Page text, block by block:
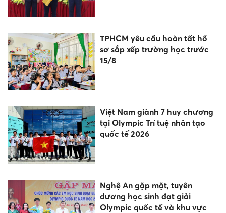
TPHCM yêu cầu hoàn tất hồ
sơ sắp xếp trường học trước
15/8
Việt Nam giành 7 huy chương
tại Olympic Trí tuệ nhân tạo
quốc tế 2026
Nghệ An gặp mặt, tuyên
dương học sinh đạt giải
Olympic quốc tế và khu vực